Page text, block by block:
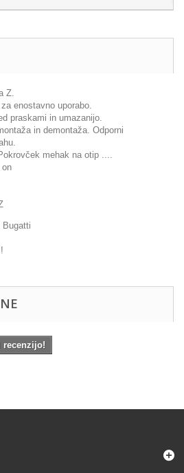
Z.
enostavno uporabo.
praskami in umazanijo.
in demontaža. Odporni
mehak na otip ....
on
Bugatti
recenzijo!